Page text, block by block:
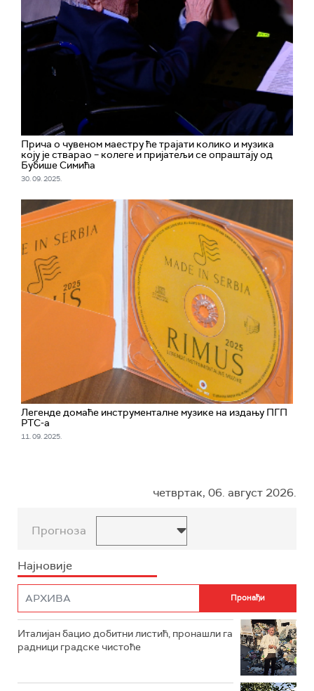
Прича о чувеном маестру ће трајати колико и музика
коју је стварао – колеге и пријатељи се опраштају од
Бубише Симића
30. 09. 2025.
Легенде домаће инструменталне музике на издању ПГП
РТС-а
11. 09. 2025.
четвртак, 06. август 2026.
Прогноза
Најновије
Италијан бацио добитни листић, пронашли га
радници градске чистоће